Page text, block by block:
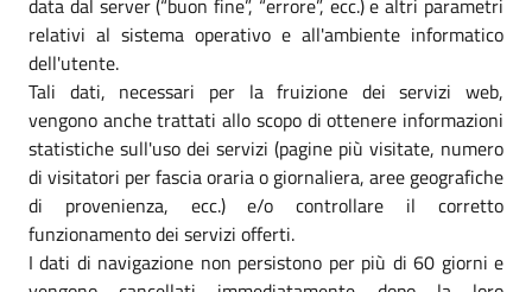
relativi al sistema operativo e all'ambiente informatico
dell'utente.
Tali dati, necessari per la fruizione dei servizi web,
vengono anche trattati allo scopo di ottenere informazioni
statistiche sull'uso dei servizi (pagine più visitate, numero
di visitatori per fascia oraria o giornaliera, aree geografiche
di provenienza, ecc.) e/o controllare il corretto
funzionamento dei servizi offerti.
I dati di navigazione non persistono per più di 60 giorni e